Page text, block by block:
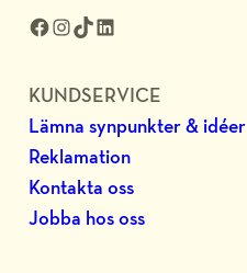
Facebook Instagram TikTok LinkedIn
KUNDSERVICE
Lämna synpunkter & idéer
Reklamation
Kontakta oss
Jobba hos oss